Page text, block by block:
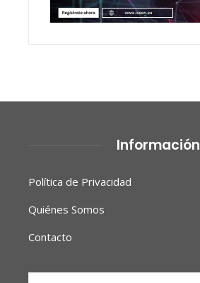
Información
Política de Privacidad
Quiénes Somos
Contacto